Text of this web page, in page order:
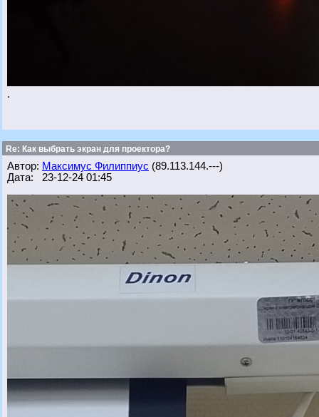
.
Re: Как выбрать экран для проектора?
Автор: Максимус Филиппиус (89.113.144.---)
Дата: 23-12-24 01:45